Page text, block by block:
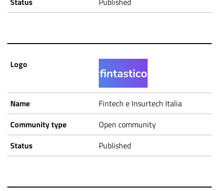
Fintech e Insurtech Italia
Open community
Published